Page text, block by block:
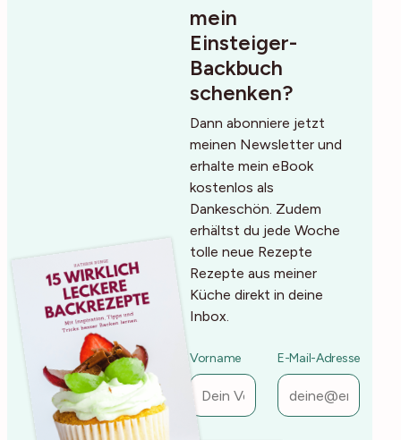
mein
Einsteiger-
Backbuch
schenken?
Dann abonniere jetzt
meinen Newsletter und
erhalte mein eBook
kostenlos als
Dankeschön. Zudem
erhältst du jede Woche
tolle neue Rezepte
Rezepte aus meiner
Küche direkt in deine
Inbox.
Vorname E-Mail-Adresse